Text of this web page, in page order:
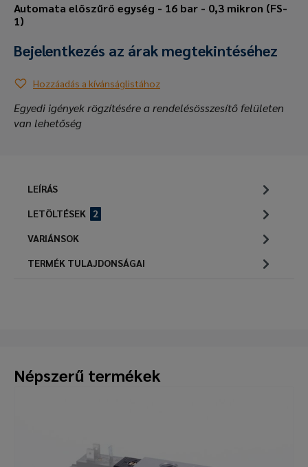
Automata előszűrő egység - 16 bar - 0,3 mikron (FS-
1)
Bejelentkezés az árak megtekintéséhez
Hozzáadás a kívánságlistához
Egyedi igények rögzítésére a rendelésösszesítő felületen
van lehetőség
LEÍRÁS
LETÖLTÉSEK
2
VARIÁNSOK
TERMÉK TULAJDONSÁGAI
Népszerű termékek